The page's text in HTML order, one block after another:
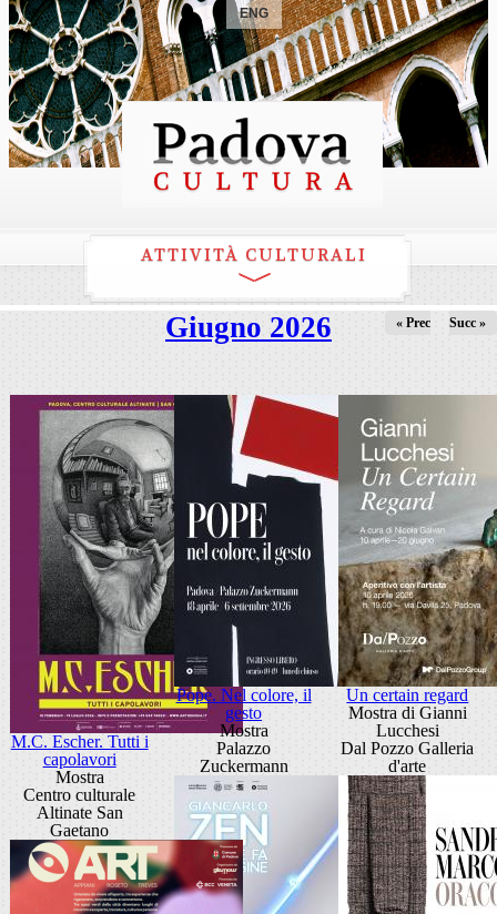
ENG
ATTIVITÀ CULTURALI
Giugno 2026 « Prec Succ »
M.C. Escher. Tutti i
capolavori
Mostra
Centro culturale
Altinate San
Gaetano
Pope. Nel colore, il
gesto
Mostra
Palazzo
Zuckermann
Un certain regard
Mostra di Gianni
Lucchesi
Dal Pozzo Galleria
d'arte